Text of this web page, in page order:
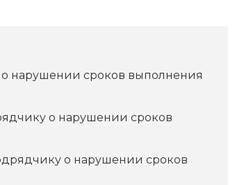
о нарушении сроков выполнения
о нарушении сроков
о нарушении сроков